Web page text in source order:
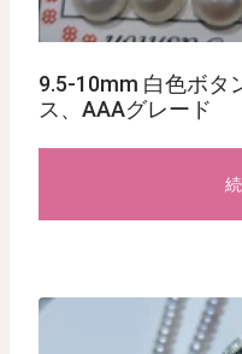
9.5-10mm 白色ボタ
ス、AAAグレード